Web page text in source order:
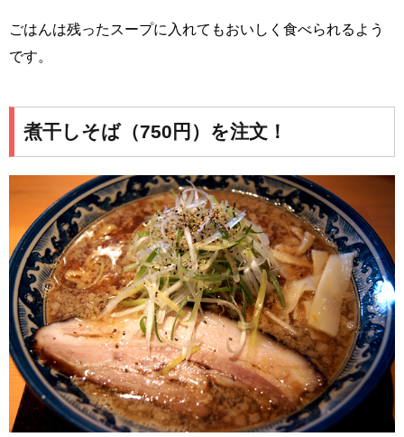
ごはんは残ったスープに入れてもおいしく食べられるよう
です。
煮干しそば（750円）を注文！